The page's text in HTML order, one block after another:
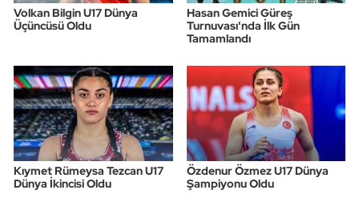
Volkan Bilgin U17 Dünya
Üçüncüsü Oldu
Hasan Gemici Güreş
Turnuvası'nda İlk Gün
Tamamlandı
Kıymet Rümeysa Tezcan U17
Dünya İkincisi Oldu
Özdenur Özmez U17 Dünya
Şampiyonu Oldu